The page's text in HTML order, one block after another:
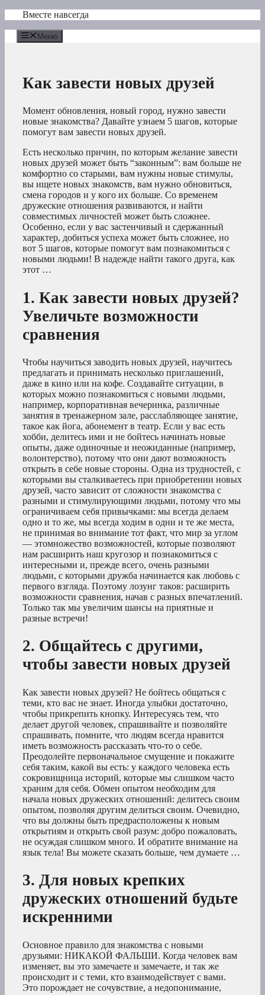
Перейти
содержимому
Вместе навсегда
Меню
Как завести новых друзей
Момент обновления, новый город, нужно завести
новые знакомства? Давайте узнаем 5 шагов, которые
помогут вам завести новых друзей.
Есть несколько причин, по которым желание завести
новых друзей может быть “законным”: вам больше не
комфортно со старыми, вам нужны новые стимулы,
вы ищете новых знакомств, вам нужно обновиться,
смена городов и у кого их больше. Со временем
дружеские отношения развиваются, и найти
совместимых личностей может быть сложнее.
Особенно, если у вас застенчивый и сдержанный
характер, добиться успеха может быть сложнее, но
вот 5 шагов, которые помогут вам познакомиться с
новыми людьми! В надежде найти такого друга, как
этот …
1. Как завести новых друзей?
Увеличьте возможности
сравнения
Чтобы научиться заводить новых друзей, научитесь
предлагать и принимать несколько приглашений,
даже в кино или на кофе. Создавайте ситуации, в
которых можно познакомиться с новыми людьми,
например, корпоративная вечеринка, различные
занятия в тренажерном зале, расслабляющее занятие,
такое как йога, абонемент в театр. Если у вас есть
хобби, делитесь ими и не бойтесь начинать новые
опыты, даже одиночные и неожиданные (например,
волонтерство), потому что они дают возможность
открыть в себе новые стороны. Одна из трудностей, с
которыми вы сталкиваетесь при приобретении новых
друзей, часто зависит от сложности знакомства с
разными и стимулирующими людьми, потому что мы
ограничиваем себя привычками: мы всегда делаем
одно и то же, мы всегда ходим в одни и те же места,
не принимая во внимание тот факт, что мир за углом
— этомножество возможностей, которые позволяют
нам расширить наш кругозор и познакомиться с
интересными и, прежде всего, очень разными
людьми, с которыми дружба начинается как любовь с
первого взгляда. Поэтому лозунг таков: расширить
возможности сравнения, начав с разных впечатлений.
Только так мы увеличим шансы на приятные и
разные встречи!
2. Общайтесь с другими,
чтобы завести новых друзей
Как завести новых друзей? Не бойтесь общаться с
теми, кто вас не знает. Иногда улыбки достаточно,
чтобы прикрепить кнопку. Интересуясь тем, что
делает другой человек, спрашивайте и позволяйте
спрашивать, помните, что людям всегда нравится
иметь возможность рассказать что-то о себе.
Преодолейте первоначальное смущение и покажите
себя таким, какой вы есть: у каждого человека есть
сокровищница историй, которые мы слишком часто
храним для себя. Обмен опытом необходим для
начала новых дружеских отношений: делитесь своим
опытом, позволяя другим делиться своим. Очевидно,
что вы должны быть предрасположены к новым
открытиям и открыть свой разум: добро пожаловать,
не осуждая слишком много. И обратите внимание на
язык тела! Вы можете сказать больше, чем думаете …
3. Для новых крепких
дружеских отношений будьте
искренними
Основное правило для знакомства с новыми
друзьями: НИКАКОЙ ФАЛЬШИ. Когда человек вам
изменяет, вы это замечаете и замечаете, и так же
происходит и с теми, кто взаимодействует с вами.
Это порождает не сочувствие, а недопонимание,